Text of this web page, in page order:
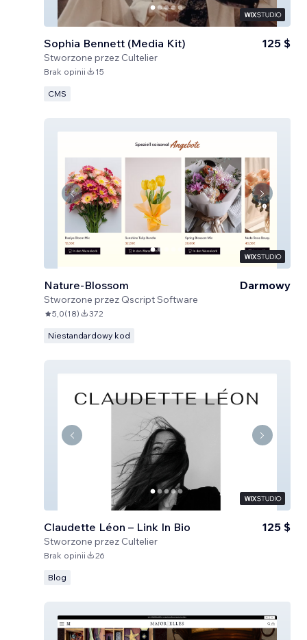
Sophia Bennett (Media Kit)
Stworzone przez Cultelier
125 $
Brak opinii 15
CMS
Nature-Blossom
Stworzone przez Qscript Software
Darmowy
5,0(18) 372
Niestandardowy kod
Claudette Léon – Link In Bio
Stworzone przez Cultelier
125 $
Brak opinii 26
Blog